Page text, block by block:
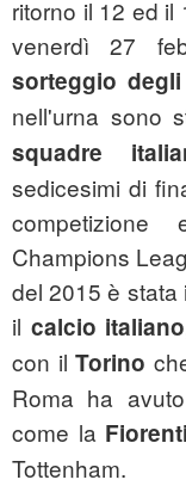
ritorno il 12 ed il
venerdì 27
sorteggio
nell'urna sono
squadre
sedicesimi di
Champions
del 2015 è stata
il calcio italiano
con ilTorino
Roma ha
come la
Tottenham.